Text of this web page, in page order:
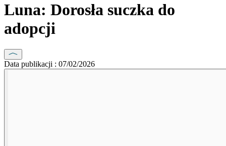
Luna: Dorosła suczka do
adopcji
Data publikacji : 07/02/2026